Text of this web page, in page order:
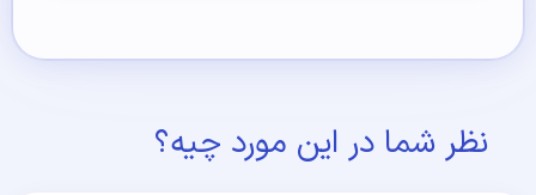
نظر شما در این مورد چیه؟